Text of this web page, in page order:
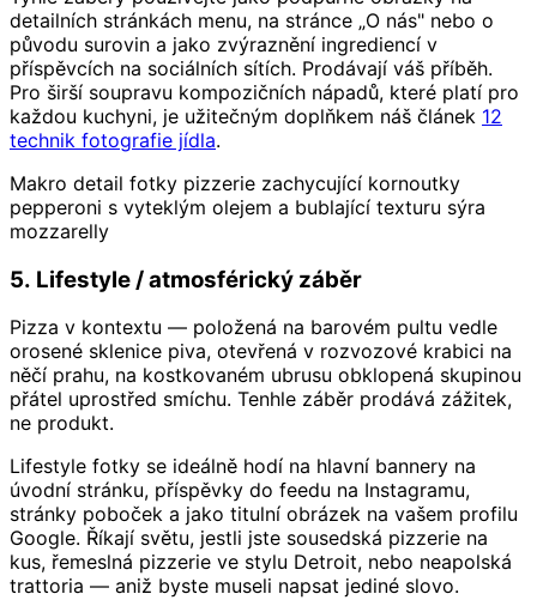
detailních stránkách menu, na stránce „O nás" nebo o
původu surovin a jako zvýraznění ingrediencí v
příspěvcích na sociálních sítích. Prodávají váš příběh.
Pro širší soupravu kompozičních nápadů, které platí pro
každou kuchyni, je užitečným doplňkem náš článek 12
technik fotografie jídla.
Makro detail fotky pizzerie zachycující kornoutky
pepperoni s vyteklým olejem a bublající texturu sýra
mozzarelly
5. Lifestyle / atmosférický záběr
Pizza v kontextu — položená na barovém pultu vedle
orosené sklenice piva, otevřená v rozvozové krabici na
něčí prahu, na kostkovaném ubrusu obklopená skupinou
přátel uprostřed smíchu. Tenhle záběr prodává zážitek,
ne produkt.
Lifestyle fotky se ideálně hodí na hlavní bannery na
úvodní stránku, příspěvky do feedu na Instagramu,
stránky poboček a jako titulní obrázek na vašem profilu
Google. Říkají světu, jestli jste sousedská pizzerie na
kus, řemeslná pizzerie ve stylu Detroit, nebo neapolská
trattoria — aniž byste museli napsat jediné slovo.